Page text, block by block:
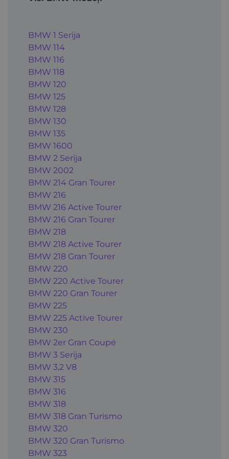
BMW 1 Serija
BMW 114
BMW 116
BMW 118
BMW 120
BMW 125
BMW 128
BMW 130
BMW 135
BMW 1600
BMW 2 Serija
BMW 2002
BMW 214 Gran Tourer
BMW 216
BMW 216 Active Tourer
BMW 216 Gran Tourer
BMW 218
BMW 218 Active Tourer
BMW 218 Gran Tourer
BMW 220
BMW 220 Active Tourer
BMW 220 Gran Tourer
BMW 225
BMW 225 Active Tourer
BMW 230
BMW 2er Gran Coupé
BMW 3 Serija
BMW 3,2 V8
BMW 315
BMW 316
BMW 318
BMW 318 Gran Turismo
BMW 320
BMW 320 Gran Turismo
BMW 323